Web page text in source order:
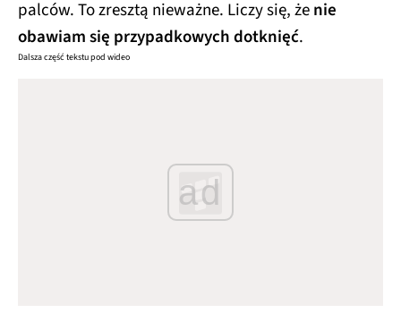
palców. To zresztą nieważne. Liczy się, żenie
obawiam się przypadkowych dotknięć.
Dalsza część tekstu pod wideo
ad